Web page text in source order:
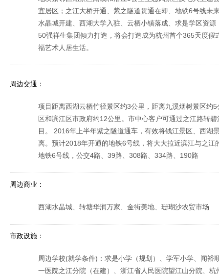
宜居区；之江大桥开通、紫之隧道贯通在即、地铁6号线未
水晶城开建、西湖大学入驻、云栖小镇落成、求是学区资
50强祥生集团倾力打造，将会打造成为杭州首个365天度
福艺术人居生活。
周边交通：
项目距离西湖云栖竹径景区约3公里，距离九溪烟树景区约
区和滨江区市政府约12公里。市中心客户可通过之江路转
目。 2016年上半年紫之隧道通车，有效将钱江景区、西湖
离。预计2018年开通的地铁6号线，将大大拉近滨江与之
地铁6号线，公交4路、39路、308路、334路、190路
周边商业：
西湖水晶城、转塘华润万家、金街美地、珊瑚沙农贸市场
市政设施：
周边学校(就学条件)：求是小学（规划）、学军小学、闻
一医院之江分院（在建）、浙江省人民医院望江山分院、